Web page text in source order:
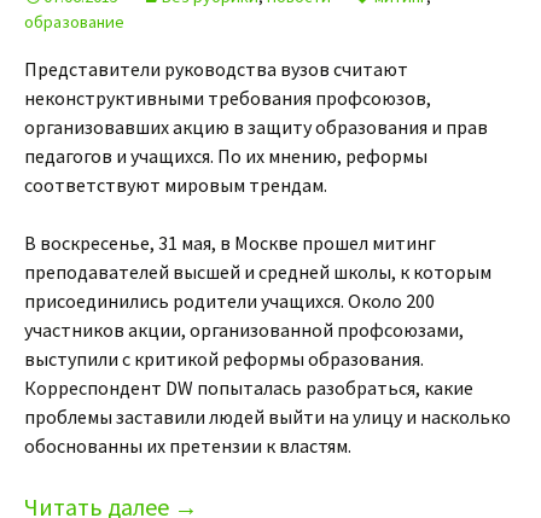
образование
Представители руководства вузов считают
неконструктивными требования профсоюзов,
организовавших акцию в защиту образования и прав
педагогов и учащихся. По их мнению, реформы
соответствуют мировым трендам.
В воскресенье, 31 мая, в Москве прошел митинг
преподавателей высшей и средней школы, к которым
присоединились родители учащихся. Около 200
участников акции, организованной профсоюзами,
выступили с критикой реформы образования.
Корреспондент DW попыталась разобраться, какие
проблемы заставили людей выйти на улицу и насколько
обоснованны их претензии к властям.
Читать далее →